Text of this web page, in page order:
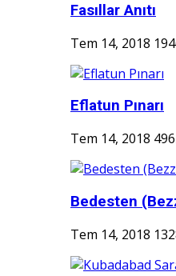
Fasıllar Anıtı
Tem 14, 2018
Eflatun Pınarı
Tem 14, 2018
Bedesten
Tem 14, 2018